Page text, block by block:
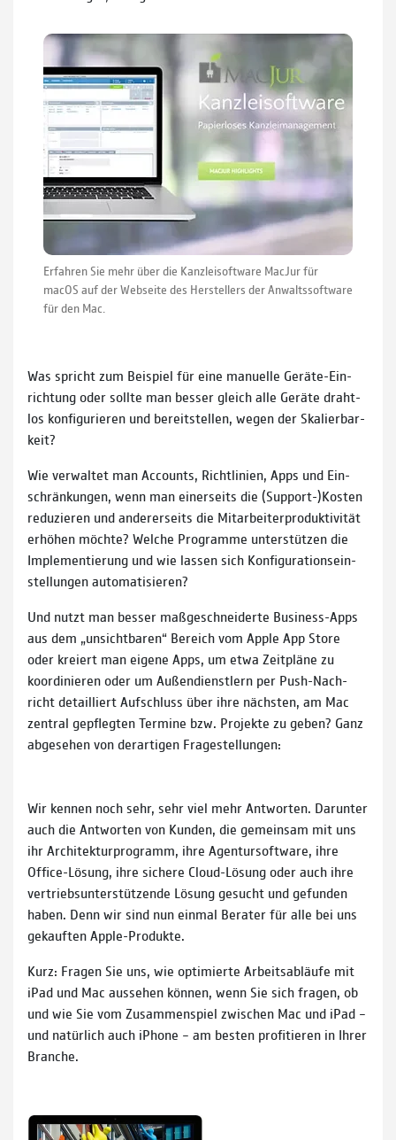
Erfahren Sie mehr über die Kanzleisoftware MacJur für
macOS auf der Webseite des Herstellers der Anwaltssoftware
für den Mac.
Was spricht zum Beispiel für eine manuelle Geräte-Ein­
rich­tung oder sollte man besser gleich alle Geräte draht­
los konfigu­rieren und bereit­stellen, wegen der Skalier­bar­
keit?
Wie ver­waltet man Accounts, Richt­linien, Apps und Ein­
schränkun­gen, wenn man einer­seits die (Support-)Kosten
redu­zieren und anderer­seits die Mit­arbeiter­produk­ti­vität
er­höhen möchte? Welche Pro­gramme unter­stützen die
Imple­men­tierung und wie lassen sich Konfi­gu­ra­tions­ein­
stellun­gen auto­ma­ti­sieren?
Und nutzt man besser maß­ge­schnei­derte Business-Apps
aus dem „unsicht­baren“ Bereich vom Apple App Store
oder kreiert man eigene Apps, um etwa Zeit­pläne zu
koordi­nieren oder um Außen­dienst­lern per Push-Nach­
richt detail­liert Auf­schluss über ihre nächsten, am Mac
zentral ge­pfleg­ten Termine bzw. Projekte zu geben? Ganz
abge­sehen von der­ar­tigen Frage­stellun­gen:
Wir kennen noch sehr, sehr viel mehr Ant­worten. Darunter
auch die Ant­wor­ten von Kunden, die gemein­sam mit uns
ihr Archi­tek­tur­pro­gramm, ihre Agentur­soft­ware, ihre
Office-Lösung, ihre sichere Cloud-Lösung oder auch ihre
vertriebs­unter­stützen­de Lösung ge­sucht und ge­fun­den
haben. Denn wir sind nun ein­mal Berater für alle bei uns
gekauf­ten Apple-Produkte.
Kurz: Fragen Sie uns, wie opti­mierte Arbeits­abläufe mit
iPad und Mac aus­sehen können, wenn Sie sich fragen, ob
und wie Sie vom Zu­sammen­spiel zwischen Mac und iPad –
und natür­lich auch iPhone – am besten profi­tieren in Ihrer
Branche.